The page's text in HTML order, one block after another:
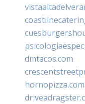
dmtacos.com
hornopizza.com